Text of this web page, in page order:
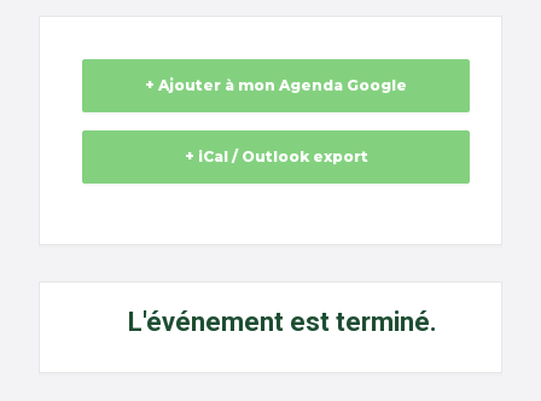
+ Ajouter à mon Agenda Google
+ iCal / Outlook export
L'événement est terminé.